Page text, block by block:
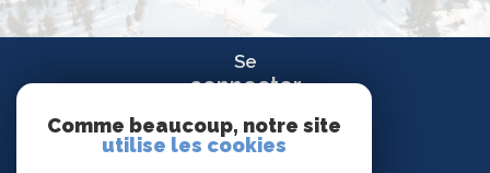
Se
connecter
espace propriétaire
Comme beaucoup, notre site
utilise les cookies